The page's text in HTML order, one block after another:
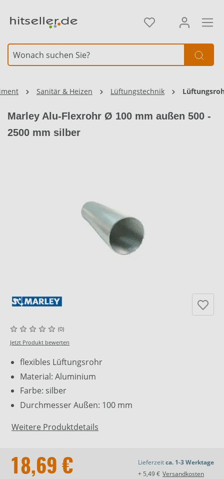
Sanitär & Heizen Lüftungstechnik
Marley Alu-Flexrohr Ø 100 mm außen 500 -
2500 mm silber
(0)
Jetzt Produkt bewerten
flexibles Lüftungsrohr
Material: Aluminium
Farbe: silber
Durchmesser Außen: 100 mm
Weitere Produktdetails
18,69 € Lieferzeitca. 1-3 Werktage
+ 5,49 € Versandkosten